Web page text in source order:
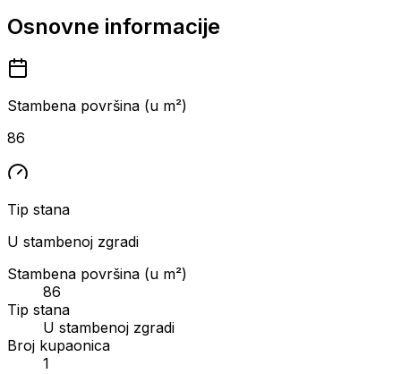
Osnovne informacije
Stambena površina (u m²)
86
Tip stana
U stambenoj zgradi
Stambena površina (u m²)
86
Tip stana
U stambenoj zgradi
Broj kupaonica
1